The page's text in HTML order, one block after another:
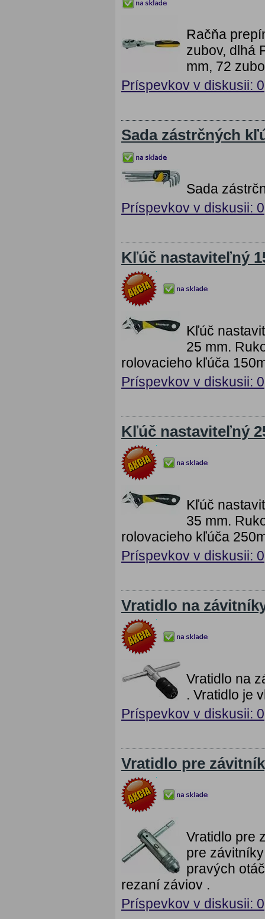
Račňa
zubov, dlhá
mm, 72
Príspevkov v diskusii: 0
Sada zástrčných
Sada
Príspevkov v diskusii: 0
Kľúč nastaviteľný
Kľúč
25 mm.
rolovacieho kľúča
Príspevkov v diskusii: 0
Kľúč nastaviteľný
Kľúč
35 mm.
rolovacieho kľúča
Príspevkov v diskusii: 0
Vratidlo na
Vratidlo na
. Vratidlo je
Príspevkov v diskusii: 0
Vratidlo pre
Vratidlo pre
pre
pravých
rezaní záviov .
Príspevkov v diskusii: 0